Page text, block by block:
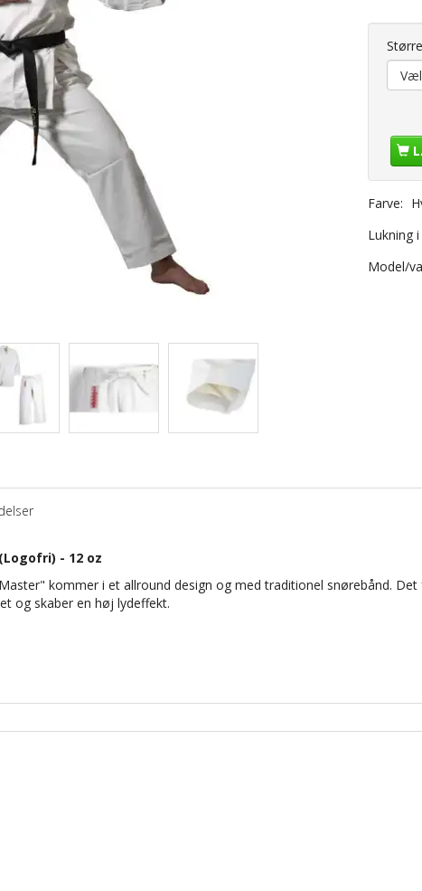
Farve:
Lukning
Model/
- 12 oz
kommer i et allround design og med traditionel snørebånd. Det
og skaber en høj lydeffekt.